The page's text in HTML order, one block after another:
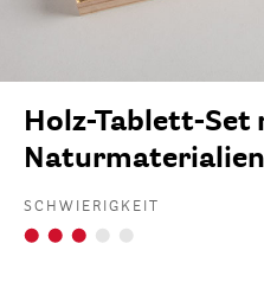
Holz-Tablett-Set
Naturmaterialien
SCHWIERIGKEIT